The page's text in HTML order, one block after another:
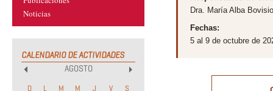
Noticias
CALENDARIO DE ACTIVIDADES
AGOSTO
D L M M J V S
Dra. María Alba
Fechas:
5 al 9 de octubre de